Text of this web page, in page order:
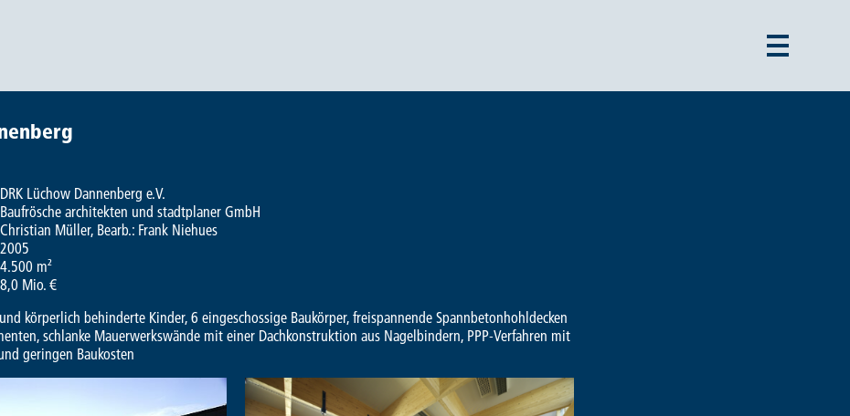
DRK Lüchow Dannenberg e.V.
Baufrösche architekten und stadtplaner GmbH
Christian Müller, Bearb.: Frank Niehues
2005
4.500 m²
8,0 Mio. €
körperlich behinderte Kinder, 6 eingeschossige Baukörper, freispannende Spannbetonhohldecken
schlanke Mauerwerkswände mit einer Dachkonstruktion aus Nagelbindern, PPP-Verfahren mit
geringen Baukosten